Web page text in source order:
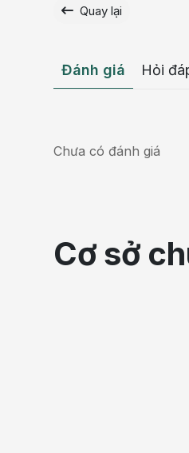
Quay lại
Đánh giá Hỏi
Chưa có đánh giá
Cơ sở